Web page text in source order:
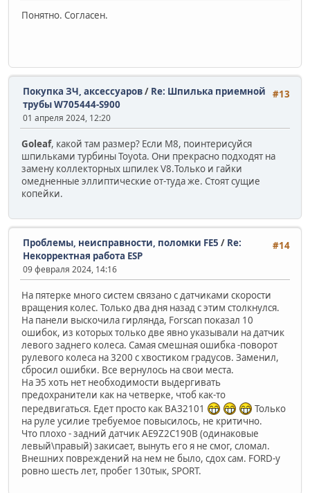
Понятно. Согласен.
#13
Покупка ЗЧ, аксессуаров/ Re: Шпилька приемной
трубы W705444-S900
01 апреля 2024, 12:20
Goleaf, какой там размер? Если М8, поинтерисуйся
шпильками турбины Toyota. Они прекрасно подходят на
замену коллекторных шпилек V8.Только и гайки
омедненные эллиптические от-туда же. Стоят сущие
копейки.
#14
Проблемы, неисправности, поломки FE5 / Re:
Некорректная работа ESP
09 февраля 2024, 14:16
На пятерке много систем связано с датчиками скорости
вращения колес. Только два дня назад с этим столкнулся.
На панели выскочила гирлянда, Forscan показал 10
ошибок, из которых только две явно указывали на датчик
левого заднего колеса. Самая смешная ошибка -поворот
рулевого колеса на 3200 с хвостиком градусов. Заменил,
сбросил ошибки. Все вернулось на свои места.
На Э5 хоть нет необходимости выдергивать
предохранители как на четверке, чтоб как-то
передвигаться. Едет просто как ВАЗ2101
Только
на руле усилие требуемое повысилось, не критично.
Что плохо - задний датчик AE9Z2C190B (одинаковые
левый\правый) закисает, вынуть его я не смог, сломал.
Внешних повреждений на нем не было, сдох сам. FORD-у
ровно шесть лет, пробег 130тык, SPORT.